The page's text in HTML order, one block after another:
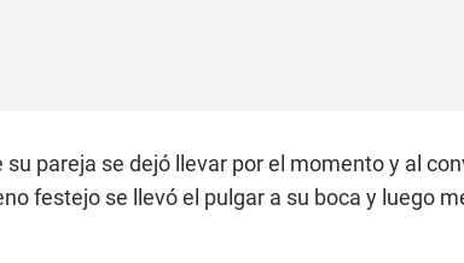
pareja se dejó llevar por el momento y al
festejo se llevó el pulgar a su boca y luego